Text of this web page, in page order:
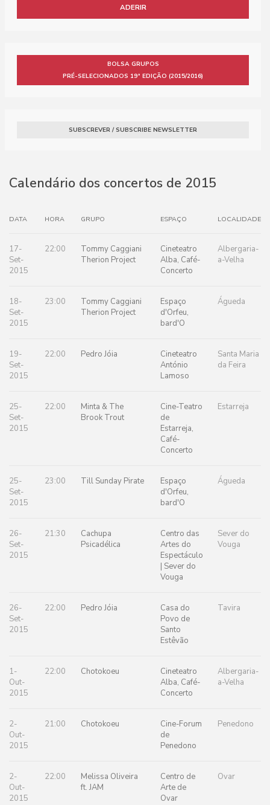
ADERIR
BOLSA GRUPOS
PRÉ-SELECIONADOS 19ª EDIÇÃO (2015/2016)
SUBSCREVER / SUBSCRIBE NEWSLETTER
Calendário dos concertos de 2015
DATA HORA GRUPO ESPAÇO LOCALIDADE
17-
Set-
2015
22:00
Tommy Caggiani
Therion Project
Cineteatro
Alba, Café-
Concerto
Albergaria-
a-Velha
18-
Set-
2015
23:00
Tommy Caggiani
Therion Project
Espaço
d'Orfeu,
bard'O
Águeda
19-
Set-
2015
22:00 Pedro Jóia
Cineteatro
António
Lamoso
Santa Maria
da Feira
25-
Set-
2015
22:00
Minta & The
Brook Trout
Cine-Teatro
de
Estarreja,
Café-
Concerto
Estarreja
25-
Set-
2015
23:00 Till Sunday Pirate
Espaço
d'Orfeu,
bard'O
Águeda
26-
Set-
2015
21:30
Cachupa
Psicadélica
Centro das
Artes do
Espectáculo
| Sever do
Vouga
Sever do
Vouga
26-
Set-
2015
22:00 Pedro Jóia
Casa do
Povo de
Santo
Estêvão
Tavira
1-
Out-
2015
22:00 Chotokoeu
Cineteatro
Alba, Café-
Concerto
Albergaria-
a-Velha
2-
Out-
2015
21:00 Chotokoeu
Cine-Forum
de
Penedono
Penedono
2-
Out-
2015
22:00
Melissa Oliveira
ft. JAM
Centro de
Arte de
Ovar
Ovar